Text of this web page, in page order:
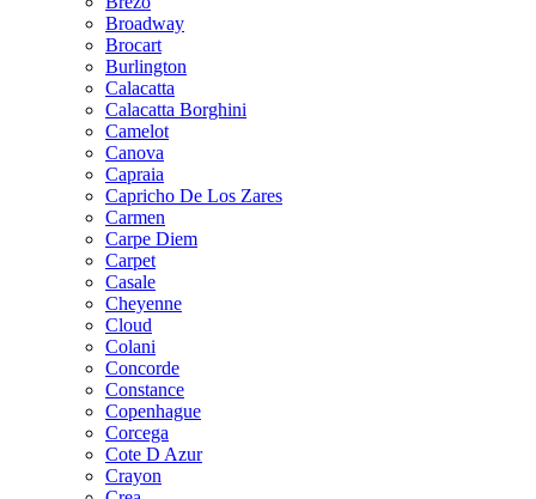
Broadway
Brocart
Burlington
Calacatta
Calacatta Borghini
Camelot
Canova
Capraia
Capricho De Los Zares
Carmen
Carpe Diem
Carpet
Casale
Cheyenne
Cloud
Colani
Concorde
Constance
Copenhague
Corcega
Cote D Azur
Crayon